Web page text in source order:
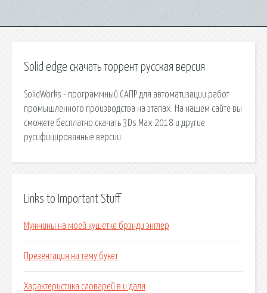
Solid edge скачать торрент русская версия
SolidWorks - программный САПР для автоматизации работ
промышленного производства на этапах. На нашем сайте вы
сможете бесплатно скачать 3Ds Max 2018 и другие
русифицированные версии.
Links to Important Stuff
Мужчины на моей кушетке брэнди энглер
Презентация на тему букет
Характеристика словарей в и даля